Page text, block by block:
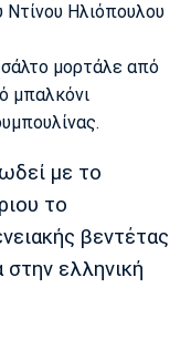
Ντίνου Ηλιόπουλου
σάλτο μορτάλε από
μπαλκόνι
με το
το
βεντέτας
στην ελληνική